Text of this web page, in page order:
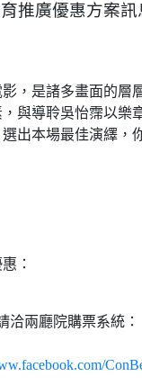
推廣優惠方案訊
，是諸多畫面的層
與導聆吳怡霈以樂
出本場最佳演繹，
：
洽兩廳院購票系統：